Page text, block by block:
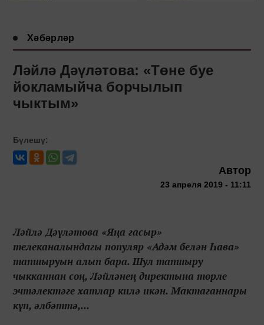
Хәбәрләр
Ләйлә Дәүләтова: «Төне буе
йокламыйча борчылып
чыктым»
Бүлешү:
Автор
23 апреля 2019 - 11:11
Ләйлә Дәүләтова «Яңа гасыр»
телеканалындагы популяр «Адәм белән Һава»
тапшыруын алып бара. Шул тапшыру
чыкканнан соң, Ләйләнең директына төрле
эчтәлектәге хатлар килә икән. Мактаганнары
күп, әлбәттә,...